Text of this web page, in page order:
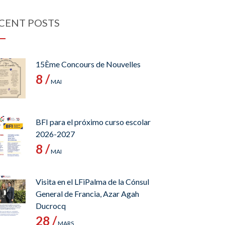
POSTS
15Ème Concours de Nouvelles
8 /MAI
BFI para el próximo curso escolar
2026-2027
8 /MAI
Visita en el LFiPalma de la Cónsul
General de Francia, Azar Agah
Ducrocq
28 /MARS